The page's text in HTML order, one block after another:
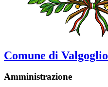
Comune di Valgoglio
Amministrazione